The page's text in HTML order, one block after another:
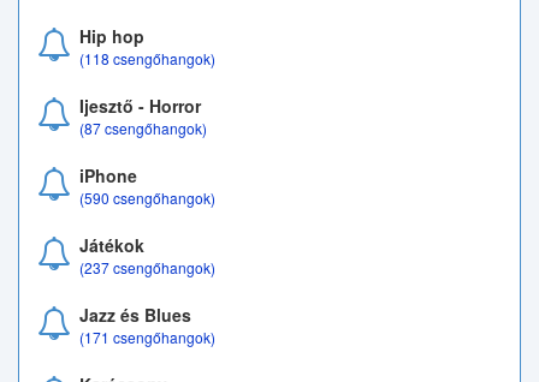
Hip hop
(118 csengőhangok)
Ijesztő - Horror
(87 csengőhangok)
iPhone
(590 csengőhangok)
Játékok
(237 csengőhangok)
Jazz és Blues
(171 csengőhangok)